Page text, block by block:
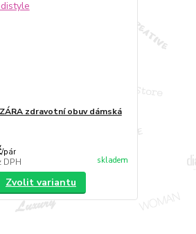
zdravotní obuv dámská
/pár
DPH skladem
Zvolit variantu